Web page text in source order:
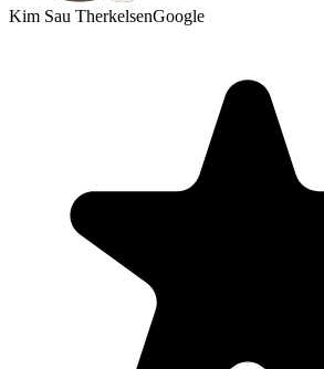
Kim Sau TherkelsenGoogle